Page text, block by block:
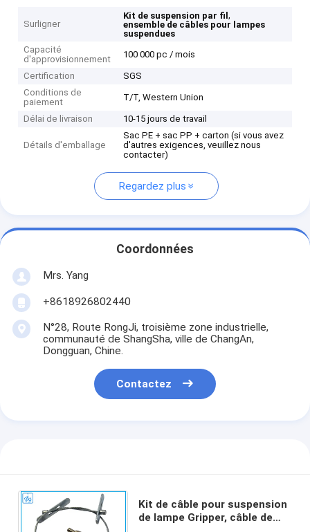
Surligner
Kit de suspension par fil,
ensemble de câbles pour lampes
suspendues
Capacité
d'approvisionnement
100 000 pc / mois
Certification
SGS
Conditions de
paiement
T/T, Western Union
Délai de livraison 10-15 jours de travail
Détails d'emballage
Sac PE + sac PP + carton (si vous avez
d'autres exigences, veuillez nous
contacter)
Regardez plus
Coordonnées
Mrs. Yang
+8618926802440
N°28, Route RongJi, troisième zone industrielle,
communauté de ShangSha, ville de ChangAn,
Dongguan, Chine.
Contactez
Kit de câble pour suspension
de lampe Gripper, câble de